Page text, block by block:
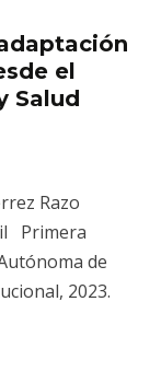
el
Salud
Razo
Primera
de
2023.